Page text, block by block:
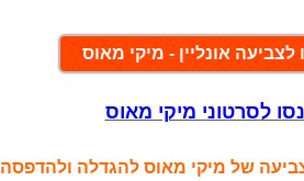
לצביעה אונליין - מיקי מאוס
לסרטוני מיקי מאוס
של מיקי מאוס להגדלה ולהדפסה